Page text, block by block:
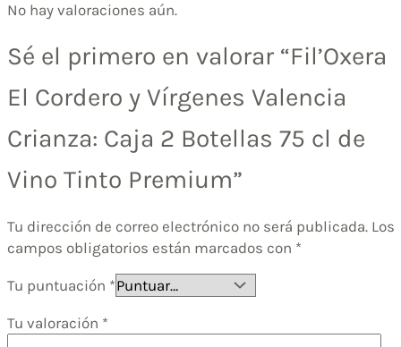
No hay valoraciones aún.
Sé el primero en valorar “Fil’Oxera
El Cordero y Vírgenes Valencia
Crianza: Caja 2 Botellas 75 cl de
Vino Tinto Premium”
Tu dirección de correo electrónico no será publicada. Los
campos obligatorios están marcados con *
Tu puntuación *
Tu valoración *